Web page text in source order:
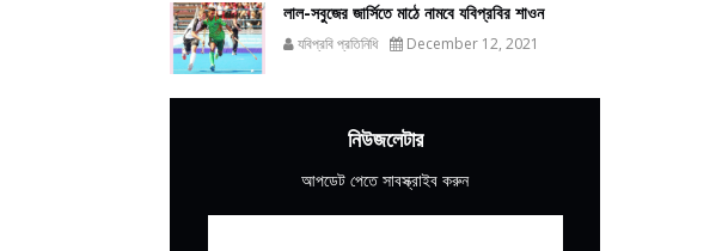
লাল-সবুজের জার্সিতে মাঠে নামবে যবিপ্রবির শাওন
যবিপ্রবি প্রতিনিধি December 12, 2021
নিউজলেটার
আপডেট পেতে সাবস্ক্রাইব করুন